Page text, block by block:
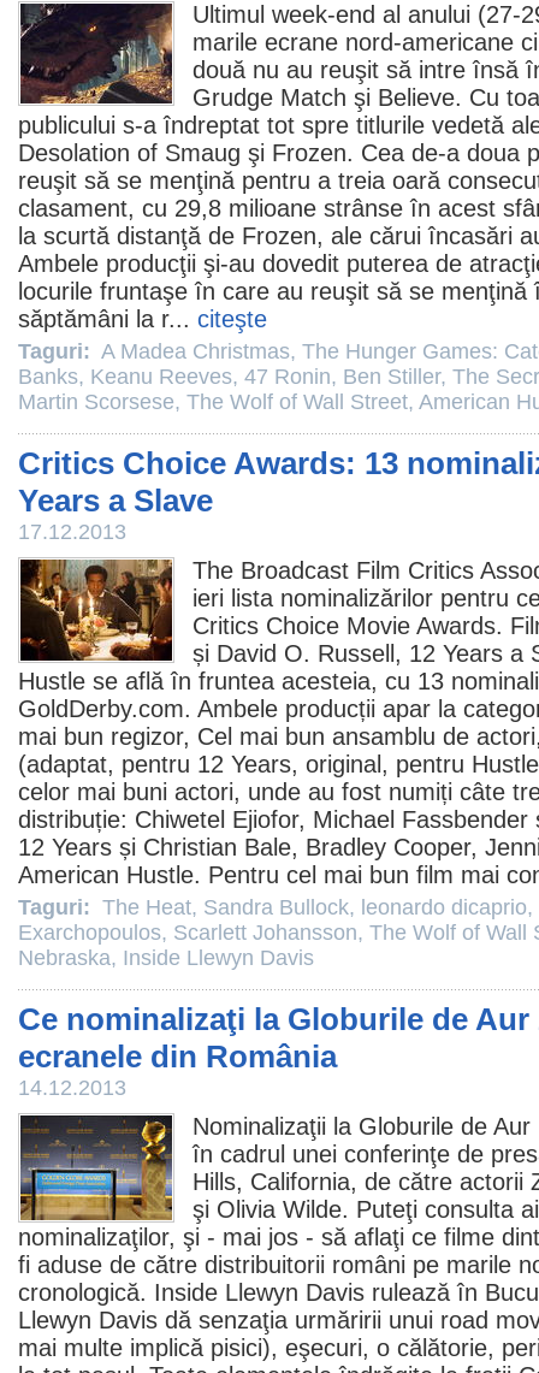
Ultimul week-end al anului (27-
marile ecrane nord-americane
două nu au reuşit să intre însă
Grudge Match şi Believe. Cu
publicului s-a îndreptat tot spre titlurile vedetă
Desolation of Smaug şi Frozen. Cea de-a doua
reuşit să se menţină pentru a treia oară
clasament, cu 29,8 milioane strânse în acest
la scurtă distanţă de Frozen, ale cărui încasări
Ambele producţii şi-au dovedit puterea de
locurile fruntaşe în care au reuşit să se menţină
săptămâni la r... citeşte
Taguri: A Madea Christmas, The Hunger Games:
Banks, Keanu Reeves, 47 Ronin, Ben Stiller, The
Martin Scorsese, The Wolf of Wall Street, American
Critics Choice Awards: 13
Years a Slave
17.12.2013
The Broadcast Film Critics
ieri lista nominalizărilor pentru
Critics Choice Movie Awards.
și David O. Russell , 12 Years a
Hustle se află în fruntea acesteia, cu 13
GoldDerby.com. Ambele producții apar la
mai bun regizor, Cel mai bun ansamblu de
(adaptat, pentru 12 Years, original, pentru
celor mai buni actori, unde au fost numiți câte
distribuție: Chiwetel Ejiofor, Michael Fassbender
12 Years și Christian Bale, Bradley Cooper,
American Hustle. Pentru cel mai bun film mai
Taguri: The Heat, Sandra Bullock, leonardo dicaprio,
Exarchopoulos, Scarlett Johansson, The Wolf of Wall
Nebraska, Inside Llewyn Davis
Ce nominalizaţi la Globurile de Aur
ecranele din România
14.12.2013
Nominalizaţii la Globurile de
în cadrul unei conferinţe de
Hills, California, de către actorii
şi Olivia Wilde. Puteţi consulta
nominalizaţilor, şi - mai jos - să aflaţi ce filme
fi aduse de către distribuitorii români pe marile
cronologică. Inside Llewyn Davis rulează în
Llewyn Davis dă senzaţia urmăririi unui road
mai multe implică pisici), eşecuri, o călătorie,